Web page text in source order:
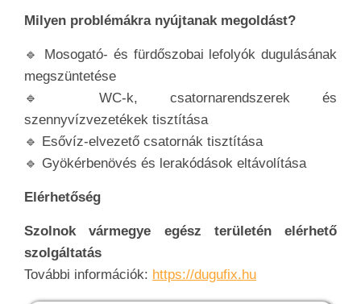
Milyen problémákra nyújtanak megoldást?
🔹 Mosogató- és fürdőszobai lefolyók dugulásának
megszüntetése
🔹 WC-k, csatornarendszerek és
szennyvízvezetékek tisztítása
🔹 Esővíz-elvezető csatornák tisztítása
🔹 Gyökérbenövés és lerakódások eltávolítása
Elérhetőség
Szolnok vármegye egész területén elérhető
szolgáltatás
További információk: https://dugufix.hu